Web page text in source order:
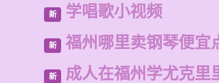
新 学唱歌小视频
新 福州哪里卖钢琴便宜
新 成人在福州学尤克里